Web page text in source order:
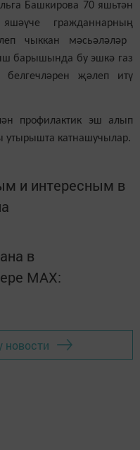
Башкирова 70 яшьтән
гражданнарның
чыккан мәсьәләләр
барышында бу эшкә газ
җәлеп итү
профилактик эш алып
утырышта катнашучылар.
и интересным в
в
MАХ:
новости